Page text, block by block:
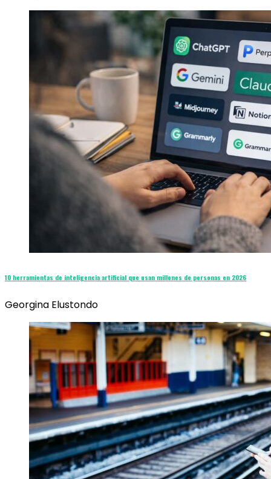
10 herramientas de inteligencia artificial que usan millones de personas en 2026
Georgina Elustondo